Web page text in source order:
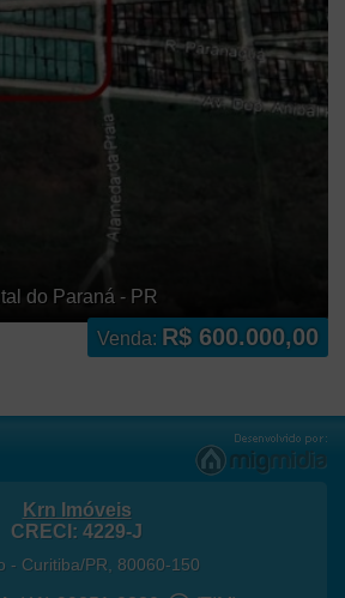
do Paraná - PR
Venda: R$ 600.000,00
Krn Imóveis
CRECI: 4229-J
- Curitiba/PR 80060-150